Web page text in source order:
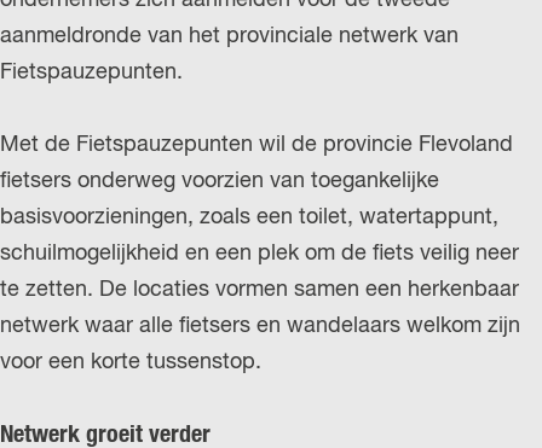
r
l
n
d
s
aanmeldronde van het provinciale netwerk van
Fietspauzepunten.
Met de Fietspauzepunten wil de provincie Flevoland
fietsers onderweg voorzien van toegankelijke
basisvoorzieningen, zoals een toilet, watertappunt,
schuilmogelijkheid en een plek om de fiets veilig neer
te zetten. De locaties vormen samen een herkenbaar
netwerk waar alle fietsers en wandelaars welkom zijn
voor een korte tussenstop.
Netwerk groeit verder